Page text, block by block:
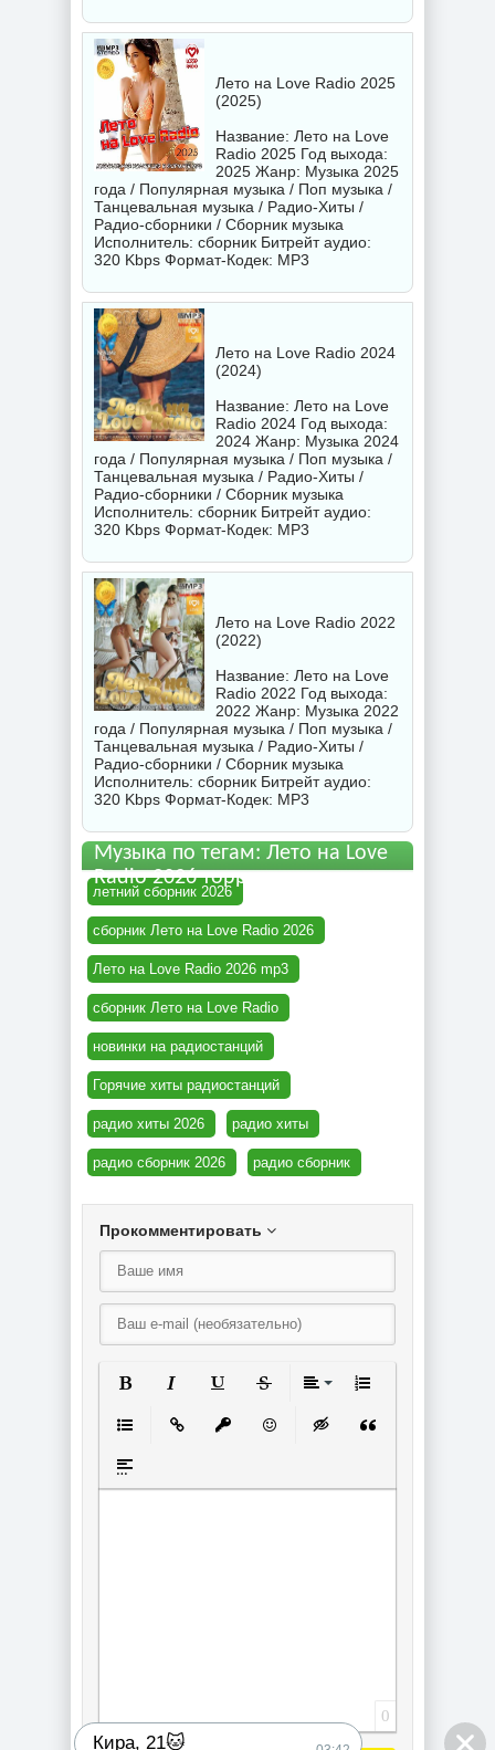
Лето на Love Radio 2025
(2025)
Название: Лето на Love
Radio 2025 Год выхода:
2025 Жанр: Музыка 2025
года / Популярная музыка / Поп музыка /
Танцевальная музыка / Радио-Хиты /
Радио-сборники / Сборник музыка
Исполнитель: сборник Битрейт аудио:
320 Kbps Формат-Кодек: MP3
Лето на Love Radio 2024
(2024)
Название: Лето на Love
Radio 2024 Год выхода:
2024 Жанр: Музыка 2024
года / Популярная музыка / Поп музыка /
Танцевальная музыка / Радио-Хиты /
Радио-сборники / Сборник музыка
Исполнитель: сборник Битрейт аудио:
320 Kbps Формат-Кодек: MP3
Лето на Love Radio 2022
(2022)
Название: Лето на Love
Radio 2022 Год выхода:
2022 Жанр: Музыка 2022
года / Популярная музыка / Поп музыка /
Танцевальная музыка / Радио-Хиты /
Радио-сборники / Сборник музыка
Исполнитель: сборник Битрейт аудио:
320 Kbps Формат-Кодек: MP3
Музыка по тегам: Лето на Love
Radio 2026 торрент
летний сборник 2026
сборник Лето на Love Radio 2026
Лето на Love Radio 2026 mp3
сборник Лето на Love Radio
новинки на радиостанций
Горячие хиты радиостанций
радио хиты 2026 радио хиты
радио сборник 2026 радио сборник
Прокомментировать
Вставка спойлера
0
Кира, 21🐱